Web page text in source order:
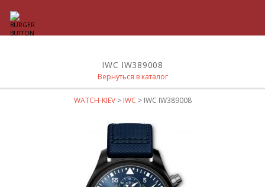
IWC IW389008
Вернуться в каталог
WATCH-KIEV> IWC > IWC IW389008